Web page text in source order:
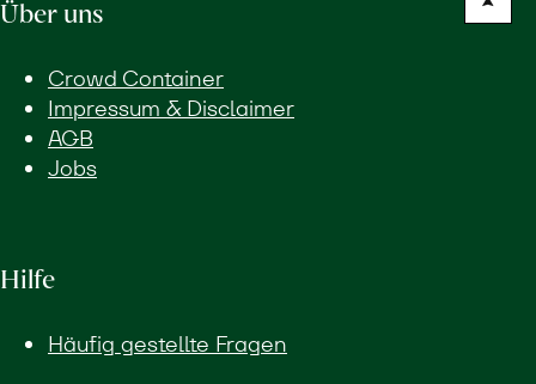
Über uns
Crowd Container
Impressum & Disclaimer
AGB
Jobs
Hilfe
Häufig gestellte Fragen